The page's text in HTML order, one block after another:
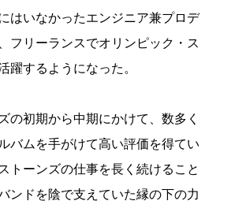
はいなかったエンジニア兼プロデ
フリーランスでオリンピック・ス
躍するようになった。
の初期から中期にかけて、数多く
バムを手がけて高い評価を得てい
トーンズの仕事を長く続けること
ンドを陰で支えていた縁の下の力